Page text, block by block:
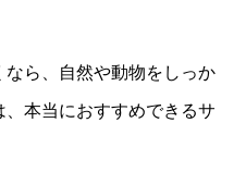
なら、自然や動物をしっか
本当におすすめできるサ